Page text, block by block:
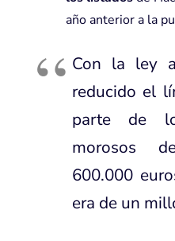
año anterior a la
Con la ley
reducido el
parte de
morosos
600.000
era de un